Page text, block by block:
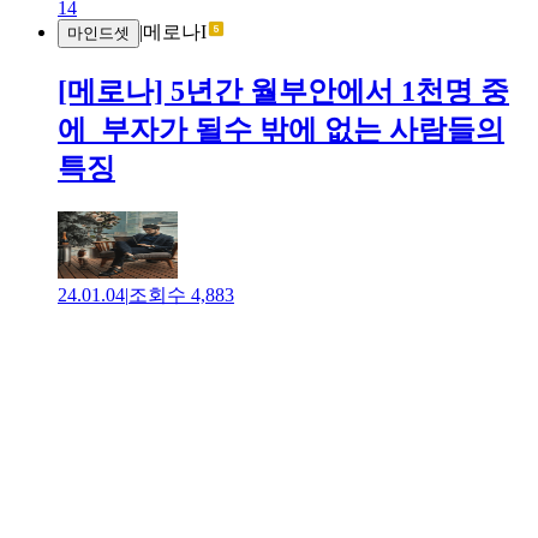
14
마인드셋 |메로나I
[메로나] 5년간 월부안에서 1천명 중
에 부자가 될수 밖에 없는 사람들의
특징
24.01.04|조회수 4,883